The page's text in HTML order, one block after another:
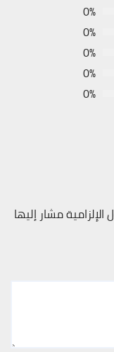
0%
0%
0%
0%
0%
الإلزامية مشار إليها